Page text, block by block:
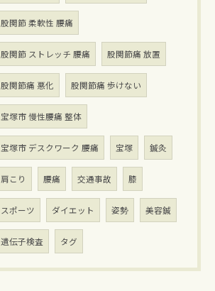
股関節 柔軟性 腰痛
股関節 ストレッチ 腰痛 股関節痛 放置
股関節痛 悪化 股関節痛 歩けない
宝塚市 慢性腰痛 整体
宝塚市 デスクワーク 腰痛 宝塚 鍼灸
肩こり 腰痛 交通事故 膝
スポーツ ダイエット 姿勢 美容鍼
遺伝子検査 タグ